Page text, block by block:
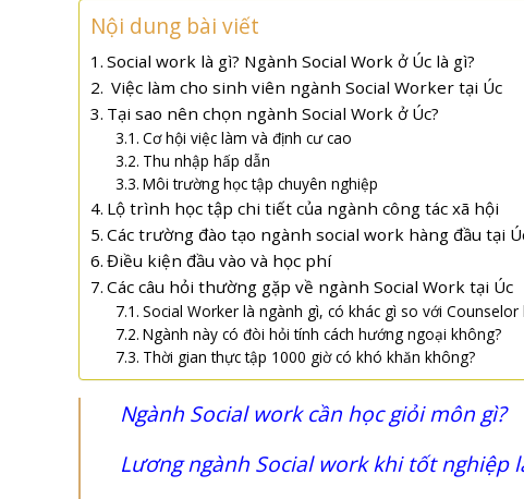
Nội dung bài viết
Social work là gì? Ngành Social Work ở Úc là gì?
Việc làm cho sinh viên ngành Social Worker tại Úc
Tại sao nên chọn ngành Social Work ở Úc?
Cơ hội việc làm và định cư cao
Thu nhập hấp dẫn
Môi trường học tập chuyên nghiệp
Lộ trình học tập chi tiết của ngành công tác xã hội
Các trường đào tạo ngành social work hàng đầu tại
Điều kiện đầu vào và học phí
Các câu hỏi thường gặp về ngành Social Work tại Úc
Social Worker là ngành gì, có khác gì so với Counselor
Ngành này có đòi hỏi tính cách hướng ngoại không?
Thời gian thực tập 1000 giờ có khó khăn không?
Ngành Social work cần học giỏi môn gì?
Lương ngành Social work khi tốt nghiệp